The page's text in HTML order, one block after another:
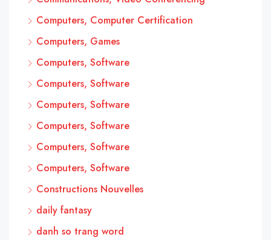
Computers, Computer Certification
Computers, Games
Computers, Software
Computers, Software
Computers, Software
Computers, Software
Computers, Software
Computers, Software
Constructions Nouvelles
daily fantasy
danh so trang word